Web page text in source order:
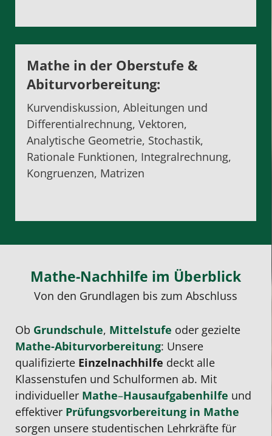
Mathe in der Oberstufe &
Abiturvorbereitung:
Kurvendiskussion, Ableitungen und
Differentialrechnung, Vektoren,
Analytische Geometrie, Stochastik,
Rationale Funktionen, Integralrechnung,
Kongruenzen, Matrizen
Mathe-Nachhilfe im Überblick
Von den Grundlagen bis zum Abschluss
Ob Grundschule, Mittelstufe oder gezielte
Mathe-Abiturvorbereitung: Unsere
qualifizierte Einzelnachhilfe deckt alle
Klassenstufen und Schulformen ab. Mit
individueller Mathe–Hausaufgabenhilfe und
effektiver Prüfungsvorbereitung in Mathe
sorgen unsere studentischen Lehrkräfte für